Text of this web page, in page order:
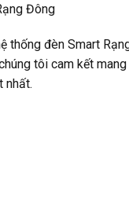
Đông
thống đèn Smart
tôi cam kết
nhất.